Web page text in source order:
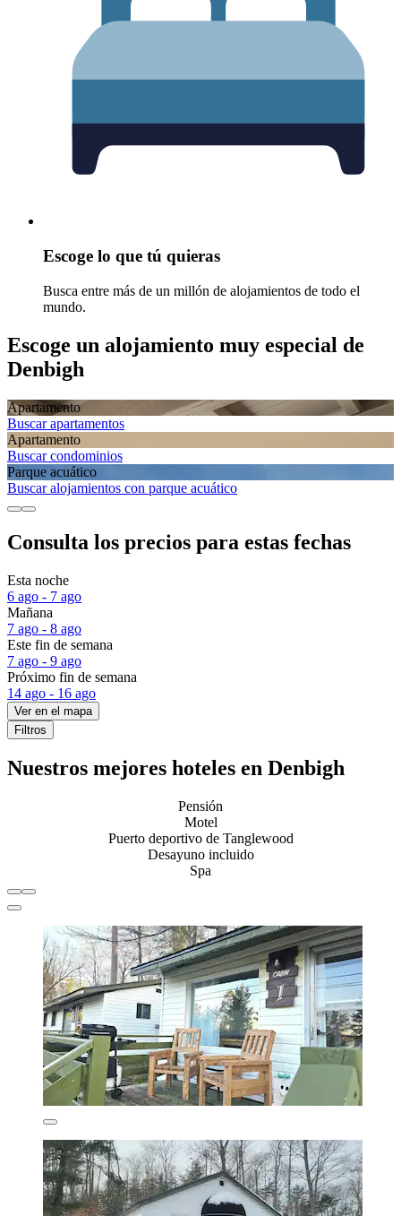
Escoge lo que tú quieras
Busca entre más de un millón de alojamientos de todo el
mundo.
Escoge un alojamiento muy especial de
Denbigh
Apartamento
Buscar apartamentos
Apartamento
Buscar condominios
Parque acuático
Buscar alojamientos con parque acuático
Consulta los precios para estas fechas
Esta noche
6 ago - 7 ago
Mañana
7 ago - 8 ago
Este fin de semana
7 ago - 9 ago
Próximo fin de semana
14 ago - 16 ago
Ver en el mapa
Filtros
Nuestros mejores hoteles en Denbigh
Pensión
Motel
Puerto deportivo de Tanglewood
Desayuno incluido
Spa